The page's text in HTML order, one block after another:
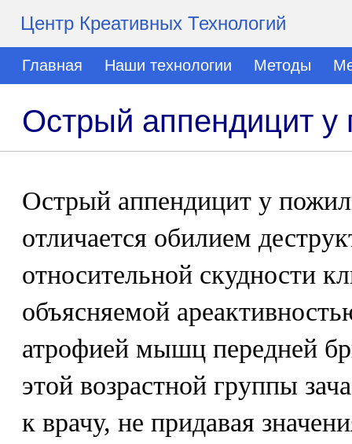
Центр Креативных Технологий
Главная Наши технологии Методы
Острый аппендицит
Острый аппендицит у
отличается обилием
относительной скудности
объясняемой
атрофией мышц передней
этой возрастной группы
к врачу, не придавая